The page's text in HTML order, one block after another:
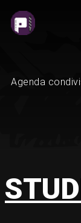
Agenda